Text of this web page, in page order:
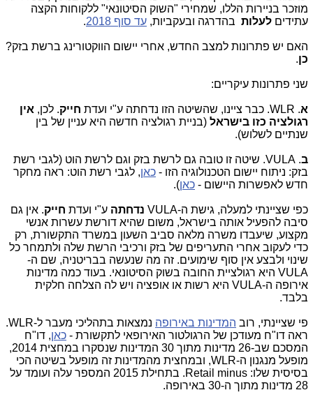
מוזכר בניירות הללו, שמחירי "השוק הסיטונאי" ללקוחות הקצה
עתידים לעלות בהדרגה ובעקביות, עד סוף 2018 .
האם יש פתרונות למצב החדש, אחרי יישום הווקטורינג ברשת בזק?
כן.
שני פתרונות עיקריים:
א. WLR. כבר ציינו, שהשיטה הזו נדחתה ע"י ועדת חייק. לכן, אין
רגולציה כזו בישראל (בניית רגולציה חדשה היא עניין של בין
שנתיים לשלוש).
ב
. VULA. שיטה זו טובה גם לרשת בזק וגם לרשת הוט (לגבי רשת
בזק: ניתוח יישום הטכנולוגיה הזו - כאן, לגבי רשת הוט: ראה מחקר
חדש לאפשרות היישום - כאן).
כפי שציינתי למעלה, גישת ה-VULA נדחתה ע"י ועדת חייק. אין גם
סיבה להפעיל אותה בישראל, משום שהיא דורשת עשרות אנשי
מקצוע, שיעבדו משרה מלאה סביב השעון במשרד התקשורת, רק
כדי לעקוב אחרי התעריפים של בזק ורכיבי הרשת שלה ולתמחר כל
שינוי ולבצע אין סוף שימועים. זה מה שנעשה בבריטניה, שם ה-
VULA היא רגולציית החובה בשוק הסיטונאי. בעוד כמה מדינות
אירופה ה-VULA היא רשות או אופציה ויש לה הצלחה חלקית
בלבד.
פי שציינתי, רוב המדינות באירופה
נמצאות בתהליכי מעבר ל-WLR.
ראה דו"ח מעודכן של הרגולטור האירופאי לתקשורת - כאן, דו"ח
המסכם שב-26 מדינות מתוך 30 המדינות שנסקרו במחצית 2014,
מופעל מנגנון ה-WLR, ובמחצית מהמדינות זה מופעל בשיטה הכי
בסיסית שלו: Retail minus. בתחילת 2015 המספר עלה ועומד על
28 מדינות מתוך ה-30 באירופה.